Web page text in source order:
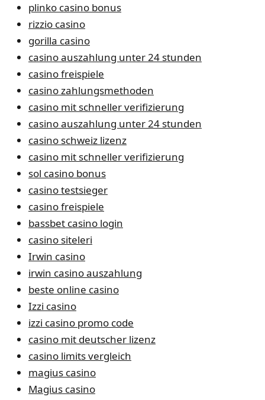
plinko casino bonus
rizzio casino
gorilla casino
casino auszahlung unter 24 stunden
casino freispiele
casino zahlungsmethoden
casino mit schneller verifizierung
casino auszahlung unter 24 stunden
casino schweiz lizenz
casino mit schneller verifizierung
sol casino bonus
casino testsieger
casino freispiele
bassbet casino login
casino siteleri
Irwin casino
irwin casino auszahlung
beste online casino
Izzi casino
izzi casino promo code
casino mit deutscher lizenz
casino limits vergleich
magius casino
Magius casino